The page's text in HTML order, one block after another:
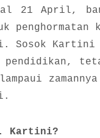
21 April,
Sosok Kartini
pendidikan,
Kartini?